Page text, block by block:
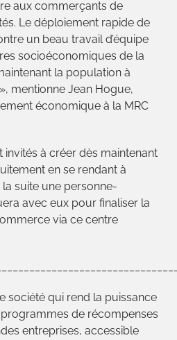
aux commerçants de
Le déploiement rapide de
un beau travail d’équipe
socioéconomiques de la
la population à
mentionne Jean Hogue,
économique à la MRC
à créer dès maintenant
en se rendant à
la suite une personne-
avec eux pour finaliser la
via ce centre
société qui rend la puissance
de récompenses
entreprises, accessible